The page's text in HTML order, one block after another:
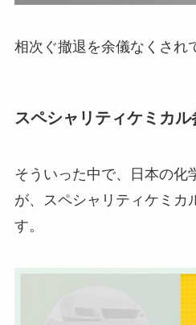
相次ぐ撤退を余儀なくされ
スペシャリティケミカ
そういった中で、日本の化
が、スペシャリティケミカ
す。